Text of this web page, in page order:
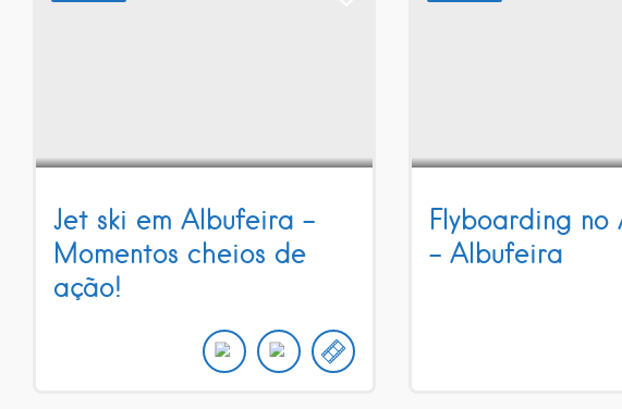
Jet ski em Albufeira –
Momentos cheios de
ação!
Flyboarding no
– Albufeira